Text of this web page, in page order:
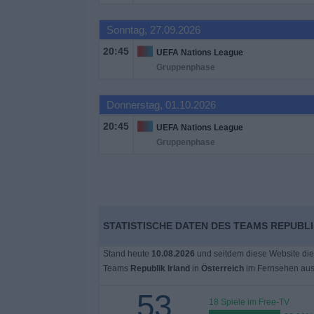
Sonntag, 27.09.2026
20:45
UEFA Nations League
Gruppenphase
Donnerstag, 01.10.2026
20:45
UEFA Nations League
Gruppenphase
STATISTISCHE DATEN DES TEAMS
Stand heute 10.08.2026 und seitdem diese Website
Teams Republik Irland in Österreichim Fernsehen
53
18 Spiele im Free-TV